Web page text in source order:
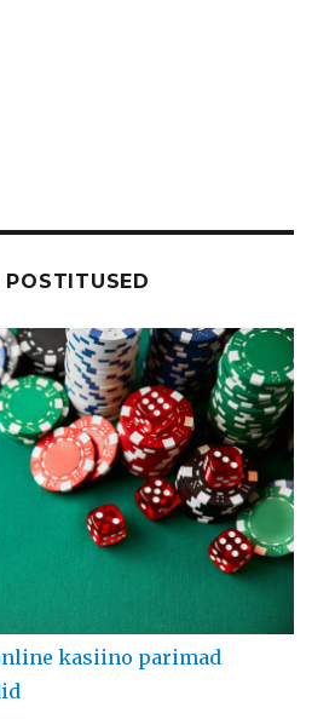
kasiino parimad